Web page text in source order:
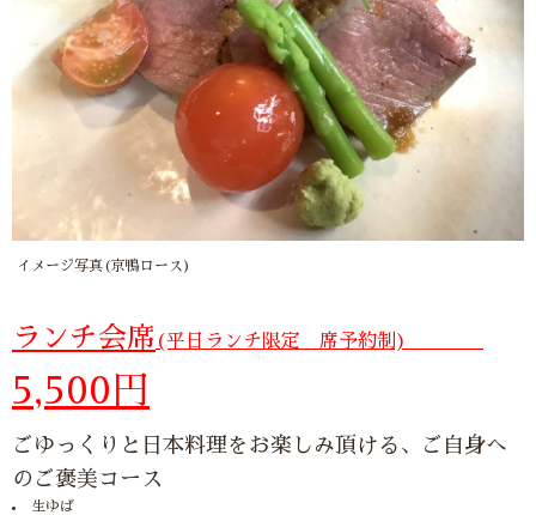
イメージ写真(京鴨ロース)
ランチ会席 (平日ランチ限定 席予約制)
5,500円
ごゆっくりと日本料理をお楽しみ頂ける、ご自身へ
のご褒美コース
生ゆば